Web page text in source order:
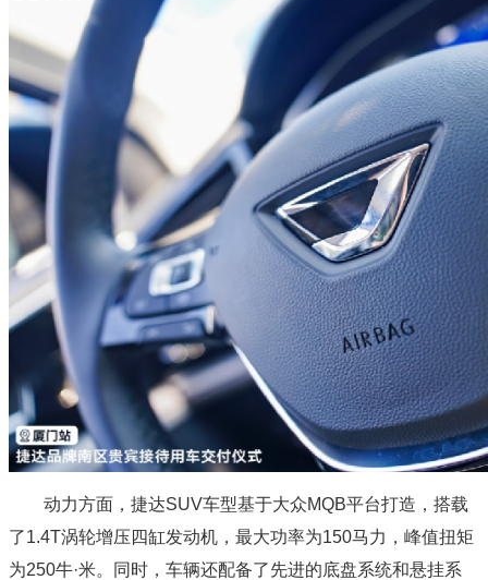
动力方面，捷达SUV车型基于大众MQB平台打造，搭载
了1.4T涡轮增压四缸发动机，最大功率为150马力，峰值扭矩
为250牛·米。同时，车辆还配备了先进的底盘系统和悬挂系